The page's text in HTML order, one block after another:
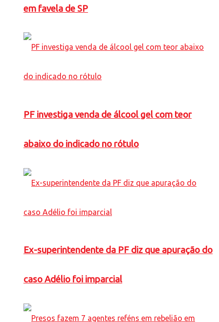
em favela de SP
PF investiga venda de álcool gel com teor
abaixo do indicado no rótulo
Ex-superintendente da PF diz que apuração do
caso Adélio foi imparcial